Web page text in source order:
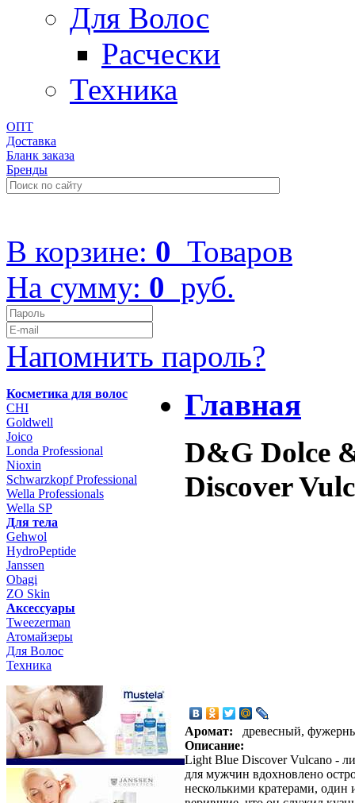
Для Волос
Расчески
Техника
ОПТ
Доставка
Бланк заказа
Бренды
В корзине: 0 Товаров
На сумму: 0 руб.
Напомнить пароль?
Косметика для волос
CHI
Goldwell
Joico
Londa Professional
Nioxin
Schwarzkopf Professional
Wella Professionals
Wella SP
Для тела
Gehwol
HydroPeptide
Janssen
Obagi
ZO Skin
Aксессуары
Tweezerman
Атомайзеры
Для Волос
Техника
Главная
D&G Dolce
Discover
Аромат:
древесный,
Описание:
Light Blue Discover Vulcano -
для мужчин вдохновлено
несколькими кратерами,